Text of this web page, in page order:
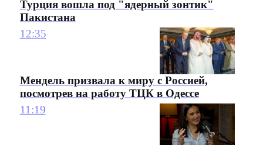
Турция вошла под "ядерный зонтик"
Пакистана
12:35
Мендель призвала к миру с Россией,
посмотрев на работу ТЦК в Одессе
11:19